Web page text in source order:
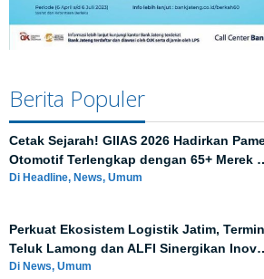
Berita Populer
Cetak Sejarah! GIIAS 2026 Hadirkan
Otomotif Terlengkap dengan 65+ Merek
Di Headline, News, Umum
Perkuat Ekosistem Logistik Jatim,
Teluk Lamong dan ALFI Sinergikan
Di News, Umum